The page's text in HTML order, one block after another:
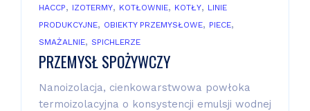
HACCP, IZOTERMY, KOTŁOWNIE, KOTŁY, LINIE
PRODUKCYJNE, OBIEKTY PRZEMYSŁOWE, PIECE,
SMAŻALNIE, SPICHLERZE
PRZEMYSŁ SPOŻYWCZY
Nanoizolacja, cienkowarstwowa powłoka
termoizolacyjna o konsystencji emulsji wodnej